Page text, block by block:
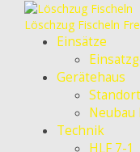
Löschzug Fischeln
Einsätze
Gerätehaus
Neubau
Technik
HLF 7-1